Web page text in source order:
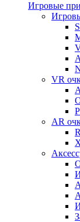
Игровые
VR
AR